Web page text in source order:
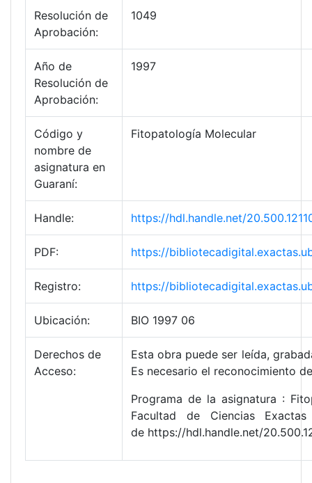
Resolución de
Aprobación:
1049
Año de
Resolución de
Aprobación:
1997
Código y
nombre de
asignatura en
Guaraní:
Fitopatología Molecular
Handle: https://hdl.handle.net/
PDF: https://
Registro: https://
Ubicación: BIO 1997 06
Derechos de
Acceso:
Esta obra puede ser leída,
Es necesario el reconocimiento
Programa de la asignatura :
Facultad de Ciencias
de https://hdl.handle.net/